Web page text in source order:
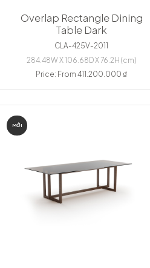
Overlap Rectangle Dining
Table Dark
CLA-425V-2011
284.48W X 106.68D X 76.2H (cm)
Price: From 411.200.000 ₫
MỚI